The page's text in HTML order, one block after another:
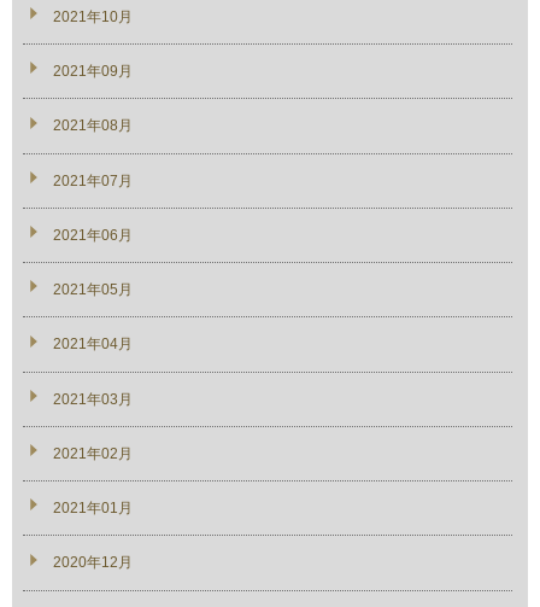
2021年10月
2021年09月
2021年08月
2021年07月
2021年06月
2021年05月
2021年04月
2021年03月
2021年02月
2021年01月
2020年12月